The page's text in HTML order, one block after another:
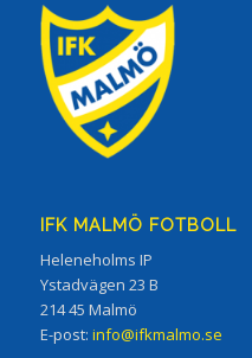
IFK MALMÖ FOTBOLL
Heleneholms IP
Ystadvägen 23 B
214 45 Malmö
E-post: info@ifkmalmo.se